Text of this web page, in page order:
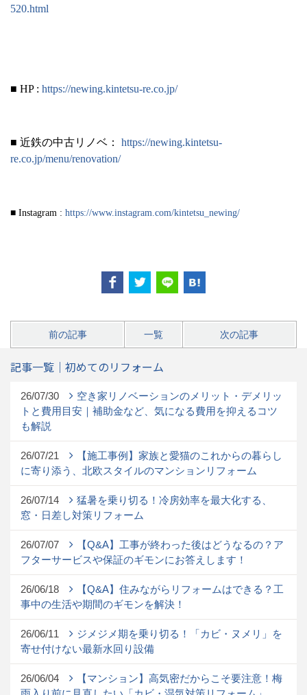
520.html
■ HP : https://newing.kintetsu-re.co.jp/
■ 近鉄の中古リノベ：
https://newing.kintetsu-
re.co.jp/menu/renovation/
■ Instagram : https://www.instagram.com/kintetsu_newing/
前の記事 一覧 次の記事
記事一覧｜初めてのリフォーム
26/07/30
空き家リノベーションのメリット・デメリッ
トと費用目安｜補助金など、気になる費用を抑えるコツ
も解説
26/07/21
【施工事例】家族と愛猫のこれからの暮らし
に寄り添う、北欧スタイルのマンションリフォーム
26/07/14
猛暑を乗り切る！冷房効率を最大化する、
窓・日差し対策リフォーム
26/07/07
【Q&A】工事が終わった後はどうなるの？ア
フターサービスや保証のギモンにお答えします！
26/06/18
【Q&A】住みながらリフォームはできる？工
事中の生活や期間のギモンを解決！
26/06/11
ジメジメ期を乗り切る！「カビ・ヌメリ」を
寄せ付けない最新水回り設備
26/06/04
【マンション】高気密だからこそ要注意！梅